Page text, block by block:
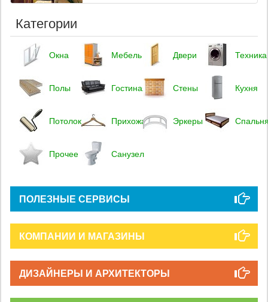
Категории
Окна Мебель Двери Техника
Полы Гостиная Стены Кухня
Потолок Прихожая Эркеры
Прочее Санузел
ПОЛЕЗНЫЕ СЕРВИСЫ
КОМПАНИИ И МАГАЗИНЫ
ДИЗАЙНЕРЫ И АРХИТЕКТОРЫ